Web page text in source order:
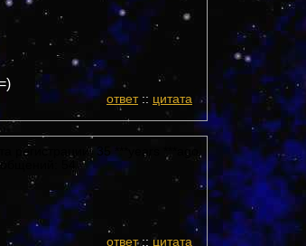
ответ:: цитата
регистрации: 35 ***years ***ago
54
ответ:: цитата